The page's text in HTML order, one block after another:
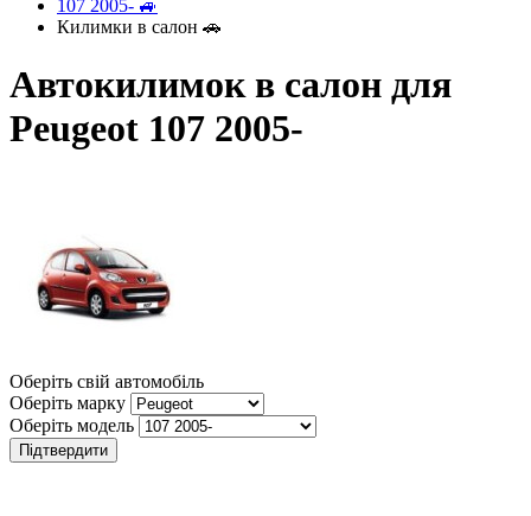
107 2005- 🚙
Килимки в салон 🚗
Автокилимок в салон для
Peugeot 107 2005-
Оберіть свій автомобіль
Оберіть марку
Оберіть модель
Підтвердити